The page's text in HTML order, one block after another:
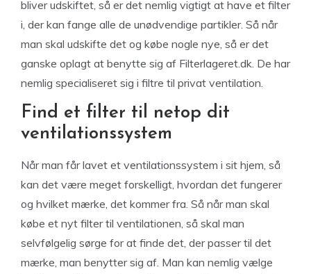
bliver udskiftet, så er det nemlig vigtigt at have et filter
i, der kan fange alle de unødvendige partikler. Så når
man skal udskifte det og købe nogle nye, så er det
ganske oplagt at benytte sig af Filterlageret.dk. De har
nemlig specialiseret sig i filtre til privat ventilation.
Find et filter til netop dit
ventilationssystem
Når man får lavet et ventilationssystem i sit hjem, så
kan det være meget forskelligt, hvordan det fungerer
og hvilket mærke, det kommer fra. Så når man skal
købe et nyt filter til ventilationen, så skal man
selvfølgelig sørge for at finde det, der passer til det
mærke, man benytter sig af. Man kan nemlig vælge